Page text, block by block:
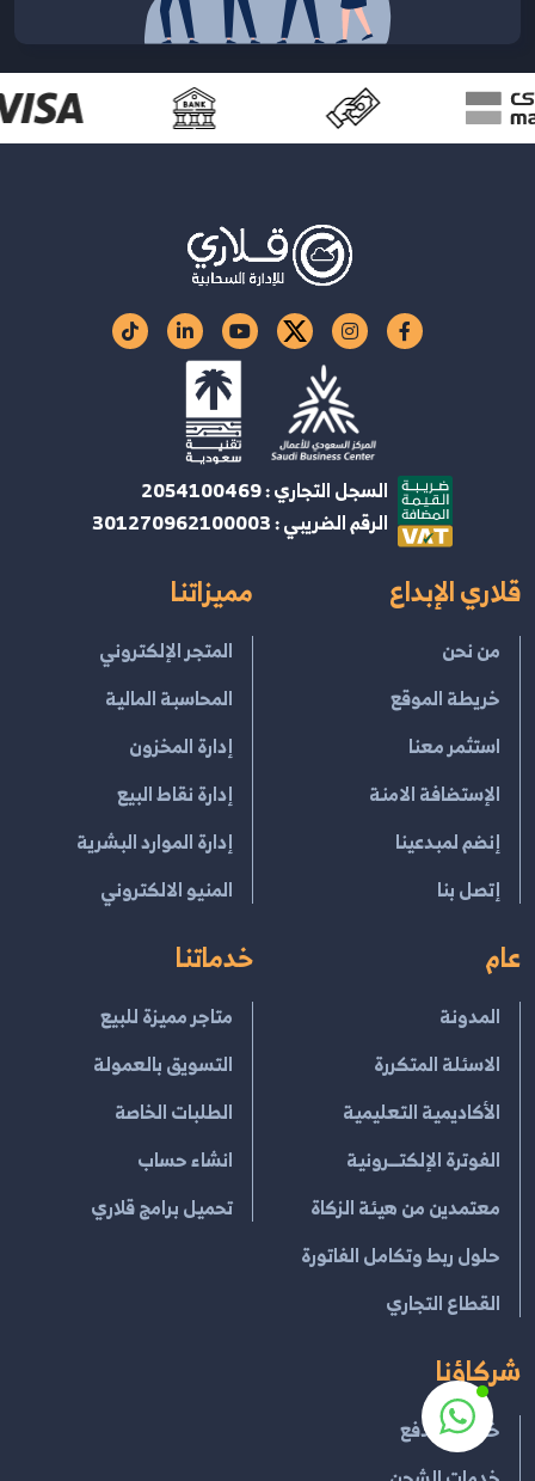
السجل التجاري : 2054100469
الرقم الضريبي : 301270962100003
قلاري الإبداع
من نحن
خريطة الموقع
استثمر معنا
الإستضافة الامنة
إنضم لمبدعينا
إتصل بنا
مميزاتنا
المتجر الإلكتروني
المحاسبة المالية
إدارة المخزون
إدارة نقاط البيع
إدارة الموارد البشرية
المنيو الالكتروني
عام
المدونة
الاسئلة المتكررة
الأكاديمية التعليمية
الفوترة الإلكتــرونية
معتمدين من هيئة الزكاة
حلول ربط وتكامل الفاتورة
القطاع التجاري
خدماتنا
متاجر مميزة للبيع
التسويق بالعمولة
الطلبات الخاصة
انشاء حساب
تحميل برامج قلاري
شركاؤنا
خدمات الدفع